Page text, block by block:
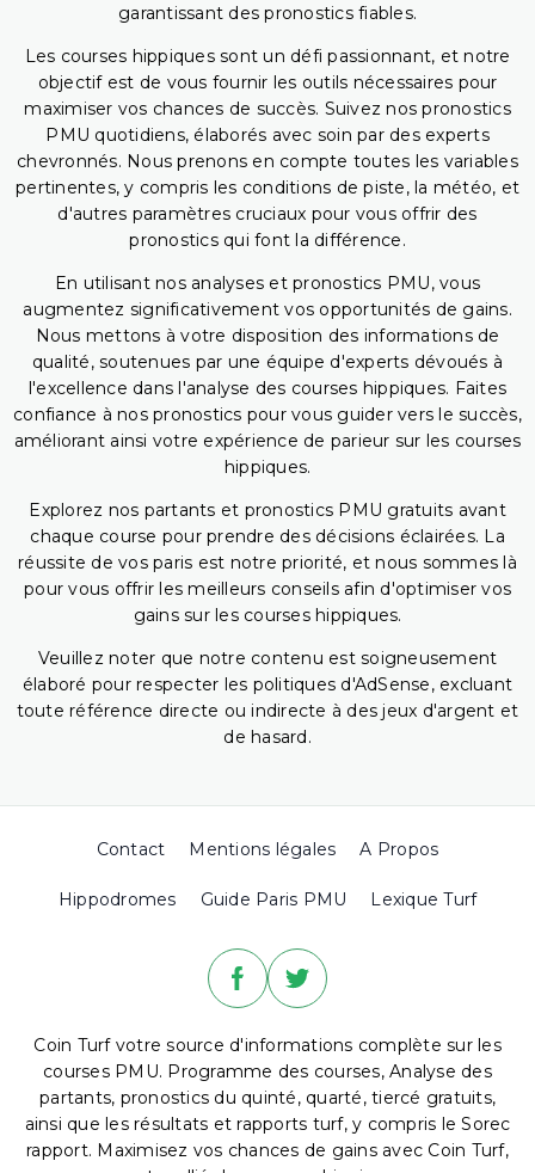
garantissant des pronostics fiables.
Les courses hippiques sont un défi passionnant, et notre
objectif est de vous fournir les outils nécessaires pour
maximiser vos chances de succès. Suivez nos pronostics
PMU quotidiens, élaborés avec soin par des experts
chevronnés. Nous prenons en compte toutes les variables
pertinentes, y compris les conditions de piste, la météo, et
d'autres paramètres cruciaux pour vous offrir des
pronostics qui font la différence.
En utilisant nos analyses et pronostics PMU, vous
augmentez significativement vos opportunités de gains.
Nous mettons à votre disposition des informations de
qualité, soutenues par une équipe d'experts dévoués à
l'excellence dans l'analyse des courses hippiques. Faites
confiance à nos pronostics pour vous guider vers le succès,
améliorant ainsi votre expérience de parieur sur les courses
hippiques.
Explorez nos partants et pronostics PMU gratuits avant
chaque course pour prendre des décisions éclairées. La
réussite de vos paris est notre priorité, et nous sommes là
pour vous offrir les meilleurs conseils afin d'optimiser vos
gains sur les courses hippiques.
Veuillez noter que notre contenu est soigneusement
élaboré pour respecter les politiques d'AdSense, excluant
toute référence directe ou indirecte à des jeux d'argent et
de hasard.
Contact Mentions légales A Propos
Hippodromes Guide Paris PMU Lexique Turf
Coin Turf votre source d'informations complète sur les
courses PMU. Programme des courses, Analyse des
partants, pronostics du quinté, quarté, tiercé gratuits,
ainsi que les résultats et rapports turf, y compris le Sorec
rapport. Maximisez vos chances de gains avec Coin Turf,